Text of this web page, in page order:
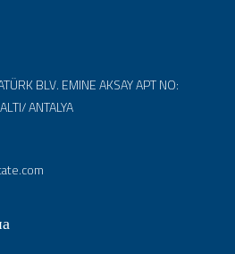
BLV. EMINE AKSAY APT NO:
ANTALYA